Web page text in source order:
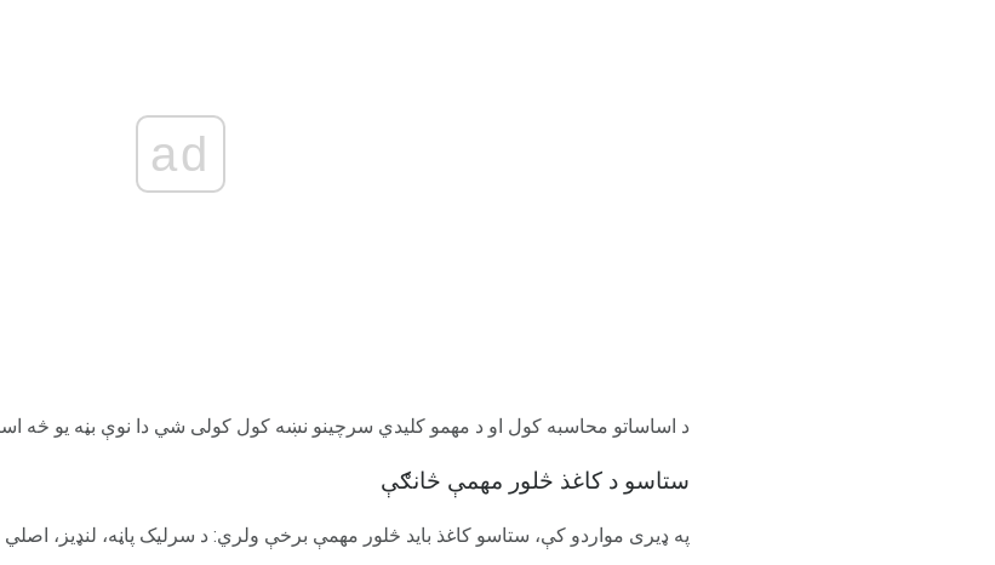
ad
د اساساتو محاسبه کول او د مهمو کلیدي سرچینو نښه کول کولی شي دا نوې بڼه یو څه
ستاسو د کاغذ څلور مهمې څانګې
په ډیری مواردو کې، ستاسو کاغذ باید څلور مهمې برخې ولري: د سرلیک پاڼه، لنډیز،